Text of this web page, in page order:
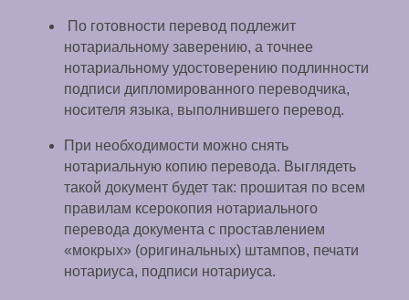
По готовности перевод подлежит
нотариальному заверению, а точнее
нотариальному удостоверению подлинности
подписи дипломированного переводчика,
носителя языка, выполнившего перевод.
При необходимости можно снять
нотариальную копию перевода. Выглядеть
такой документ будет так: прошитая по всем
правилам ксерокопия нотариального
перевода документа с проставлением
«мокрых» (оригинальных) штампов, печати
нотариуса, подписи нотариуса.